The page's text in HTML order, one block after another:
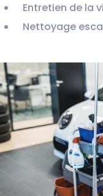
Entretien de la
Nettoyage